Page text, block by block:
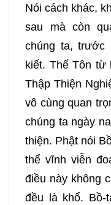
Nói cách khác,
sau mà còn
chúng ta, trước
kiết. Thế Tôn từ
Thập Thiện
vô cùng quan
chúng ta ngày
thiện. Phật nói
thể vĩnh viễn
điều này không
đều là khổ. Bồ-